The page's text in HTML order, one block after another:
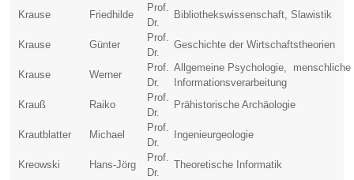
Krause
Friedhilde
Prof.
Dr.
Bibliothekswissenschaft, Slawistik
Krause Günter
Prof.
Dr.
Geschichte der Wirtschaftstheorien
Krause Werner
Prof.
Dr.
Allgemeine Psychologie, menschliche
Informationsverarbeitung
Krauß
Raiko
Prof.
Dr.
Prähistorische Archäologie
Krautblatter Michael
Prof.
Dr.
Ingenieurgeologie
Kreowski Hans-Jörg
Prof.
Dr.
Theoretische Informatik